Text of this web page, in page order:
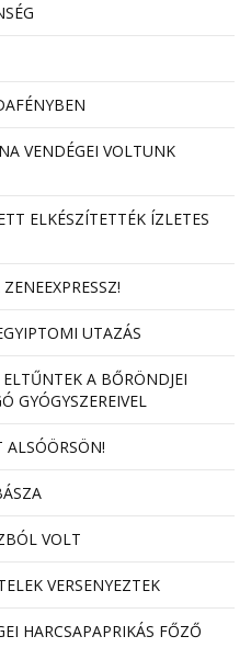
VENDÉGEI VOLTUNK
ELKÉSZÍTETTÉK ÍZLETES
UTAZÁS
A BŐRÖNDJEI
GYÓGYSZEREIVEL
VOLT
VERSENYEZTEK
HARCSAPAPRIKÁS FŐZŐ